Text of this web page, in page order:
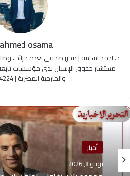
osama
د. احمد اسامه | محرر صحفي بعدة جرائد ،
مستشار حقوق الإنسان لدى مؤسسات تابعة
والخارجية المصرية | 01065964224
أخبار
منوعات